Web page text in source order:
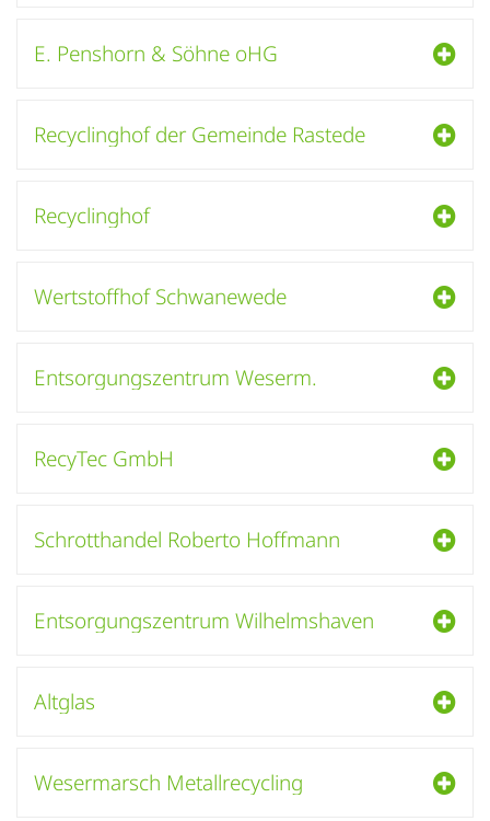
E. Penshorn & Söhne oHG
Recyclinghof der Gemeinde Rastede
Recyclinghof
Wertstoffhof Schwanewede
Entsorgungszentrum Weserm.
RecyTec GmbH
Schrotthandel Roberto Hoffmann
Entsorgungszentrum Wilhelmshaven
Altglas
Wesermarsch Metallrecycling